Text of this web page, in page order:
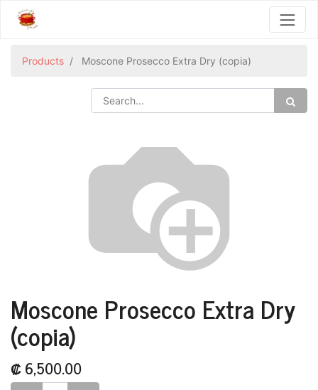
Products Moscone Prosecco Extra Dry (copia)
Moscone Prosecco Extra Dry
(copia)
₡6,500.00